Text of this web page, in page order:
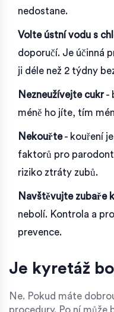
nedostane.
Volte ústní vodu s
doporučí. Je účinná
ji déle než 2 týdny
Nezneužívejte cukr-
méně ho jíte, tím
Nekouřte- kouření
faktorů pro
riziko ztráty zubů.
Navštěvujte zubaře
nebolí. Kontrola a
prevence.
Je kyretáž
Ne. Pokud máte
procedury. Po ní